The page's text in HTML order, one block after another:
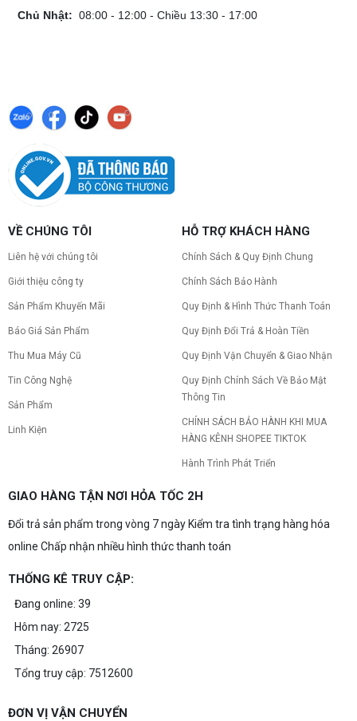
Chủ Nhật: 08:00 - 12:00 - Chiều 13:30 - 17:00
VỀ CHÚNG TÔI
Liên hệ với chúng tôi
Giới thiệu công ty
Sản Phẩm Khuyến Mãi
Báo Giá Sản Phẩm
Thu Mua Máy Cũ
Tin Công Nghệ
Sản Phẩm
Linh Kiện
HỖ TRỢ KHÁCH HÀNG
Chính Sách & Quy Định Chung
Chính Sách Bảo Hành
Quy Định & Hình Thức Thanh Toán
Quy Định Đổi Trả & Hoàn Tiền
Quy Định Vận Chuyển & Giao Nhận
Quy Định Chính Sách Về Bảo Mật
Thông Tin
CHÍNH SÁCH BẢO HÀNH KHI MUA
HÀNG KÊNH SHOPEE TIKTOK
Hành Trình Phát Triển
GIAO HÀNG TẬN NƠI HỎA TỐC 2H
Đổi trả sản phẩm trong vòng 7 ngày Kiểm tra tình trạng hàng hóa
online Chấp nhận nhiều hình thức thanh toán
THỐNG KÊ TRUY CẬP:
Đang online: 39
Hôm nay: 2725
Tháng: 26907
Tổng truy cập: 7512600
ĐƠN VỊ VẬN CHUYỂN